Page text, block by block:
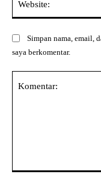
Simpan nama, email,
saya berkomentar.